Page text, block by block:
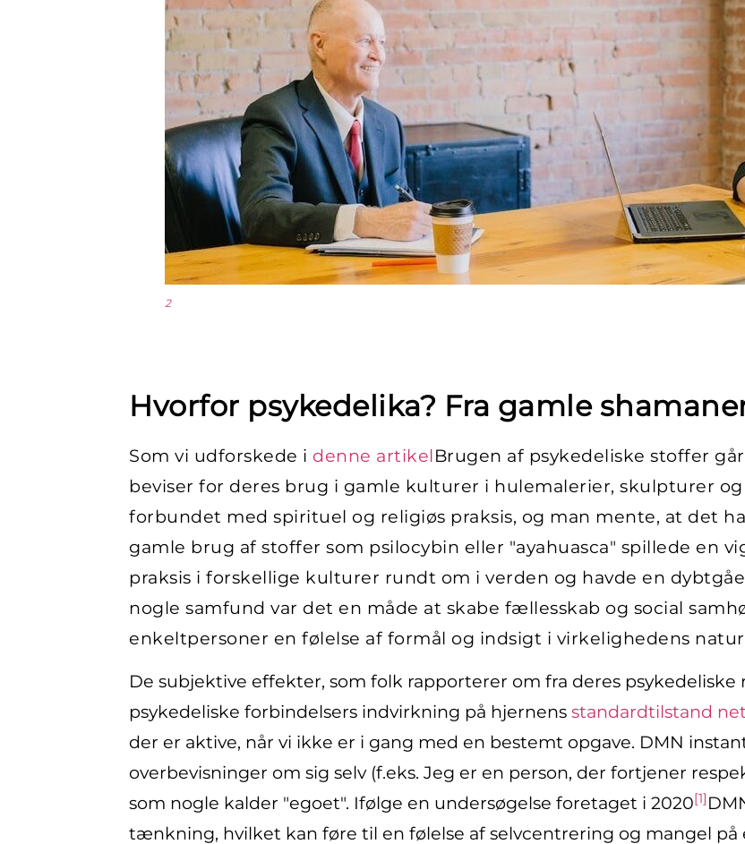
2
Hvorfor psykedelika? Fra gamle
Som vi udforskede i denne artikelBrugen af psykedeliske stoffer
beviser for deres brug i gamle kulturer i hulemalerier, skulpturer
forbundet med spirituel og religiøs praksis, og man mente, at det
gamle brug af stoffer som psilocybin eller "ayahuasca" spillede en
praksis i forskellige kulturer rundt om i verden og havde en
nogle samfund var det en måde at skabe fællesskab og social
enkeltpersoner en følelse af formål og indsigt i virkelighedens
De subjektive effekter, som folk rapporterer om fra deres psykedeliske
psykedeliske forbindelsers indvirkning på hjernensstandardtilstand
der er aktive, når vi ikke er i gang med en bestemt opgave. DMN
overbevisninger om sig selv (f.eks. Jeg er en person, der fortjener
som nogle kalder "egoet". Ifølge en undersøgelse foretaget i 2020[1]
tænkning, hvilket kan føre til en følelse af selvcentrering og mangel på